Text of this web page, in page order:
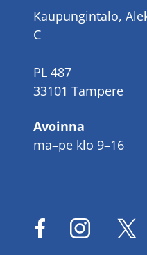
Kaupungintalo,
C
PL 487
33101 Tampere
Avoinna
ma–pe klo 9–16